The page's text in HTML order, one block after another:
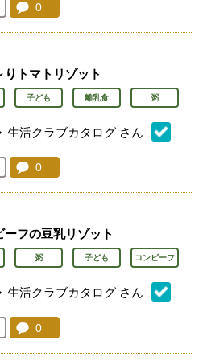
に入り登録：
が登録
コメント：
0
りトマトリゾット
子ども 離乳食 粥
生活クラブカタログ さん
に入り登録：
が登録
コメント：
0
ーフの豆乳リゾット
粥 子ども コンビーフ
生活クラブカタログ さん
に入り登録：
が登録
コメント：
0